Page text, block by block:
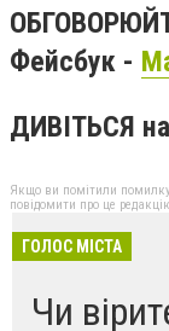
Фейсбук -
ДИВІТЬСЯ
Якщо ви помітили помилку,
повідомити про це
ГОЛОС МІСТА
Чи